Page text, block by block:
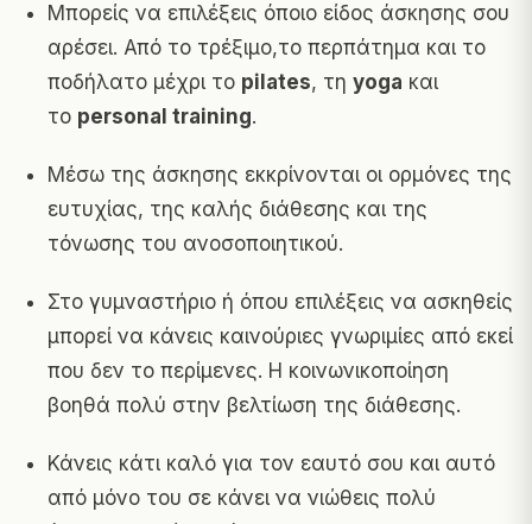
Μπορείς να επιλέξεις όποιο είδος άσκησης σου
αρέσει. Από το τρέξιμo,το περπάτημα και το
ποδήλατο μέχρι το pilates, τη yoga και
το personal training.
Μέσω της άσκησης εκκρίνονται οι ορμόνες της
ευτυχίας, της καλής διάθεσης και της
τόνωσης του ανοσοποιητικού.
Στο γυμναστήριο ή όπου επιλέξεις να ασκηθείς
μπορεί να κάνεις καινούριες γνωριμίες από εκεί
που δεν το περίμενες. Η κοινωνικοποίηση
βοηθά πολύ στην βελτίωση της διάθεσης.
Κάνεις κάτι καλό για τον εαυτό σου και αυτό
από μόνο του σε κάνει να νιώθεις πολύ